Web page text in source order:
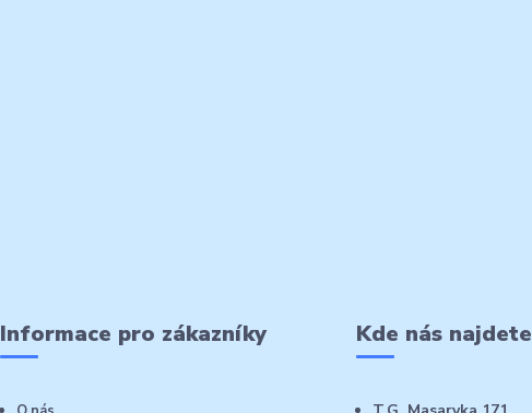
Informace pro zákazníky Kde nás najdete